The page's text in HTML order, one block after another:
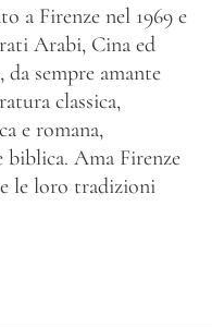
a Firenze nel 1969 e
Arabi, Cina ed
sempre amante
classica,
e romana,
biblica. Ama Firenze
le loro tradizioni